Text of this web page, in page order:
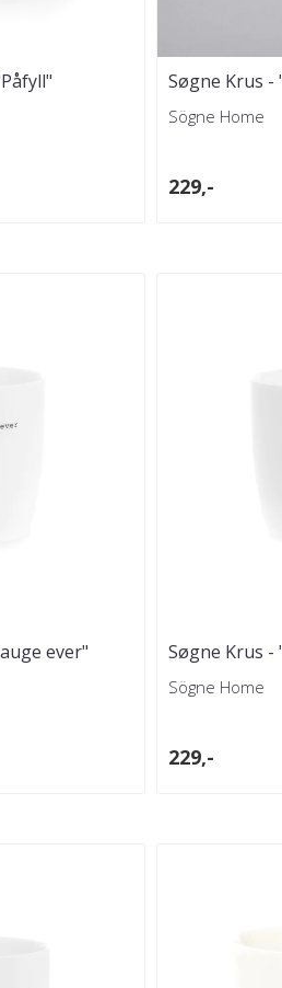
Søgne Krus
Trygve ...
Sögne Home
229,-
ever" Søgne Krus -
Sögne Home
229,-